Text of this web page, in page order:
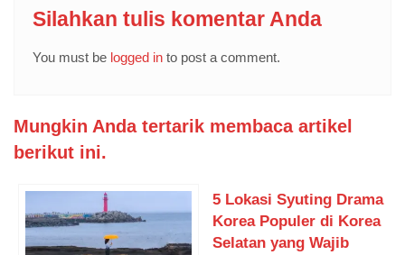
Silahkan tulis komentar Anda
You must be logged in to post a comment.
Mungkin Anda tertarik membaca artikel
berikut ini.
5 Lokasi Syuting Drama
Korea Populer di Korea
Selatan yang Wajib